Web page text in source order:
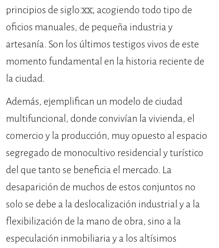
principios de siglo XX, acogiendo todo tipo de
oficios manuales, de pequeña industria y
artesanía. Son los últimos testigos vivos de este
momento fundamental en la historia reciente de
la ciudad.
Además, ejemplifican un modelo de ciudad
multifuncional, donde convivían la vivienda, el
comercio y la producción, muy opuesto al espacio
segregado de monocultivo residencial y turístico
del que tanto se beneficia el mercado. La
desaparición de muchos de estos conjuntos no
solo se debe a la deslocalización industrial y a la
flexibilización de la mano de obra, sino a la
especulación inmobiliaria y a los altísimos